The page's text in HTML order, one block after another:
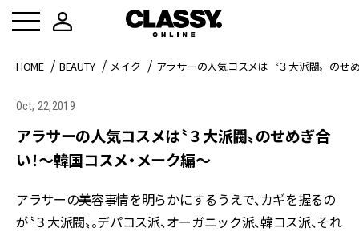
HOME BEAUTY メイク アラサーの人気コスメは〝３大派閥〟のせ
Oct, 22,2019
アラサーの人気コスメは〝３大派閥〟のせめぎ合
い！～韓国コスメ・メーク編～
アラサーの美容事情を明らかにするうえで、カギを握るの
が〝３大派閥〟。デパコス派、オーガニック派、韓コス派、それ